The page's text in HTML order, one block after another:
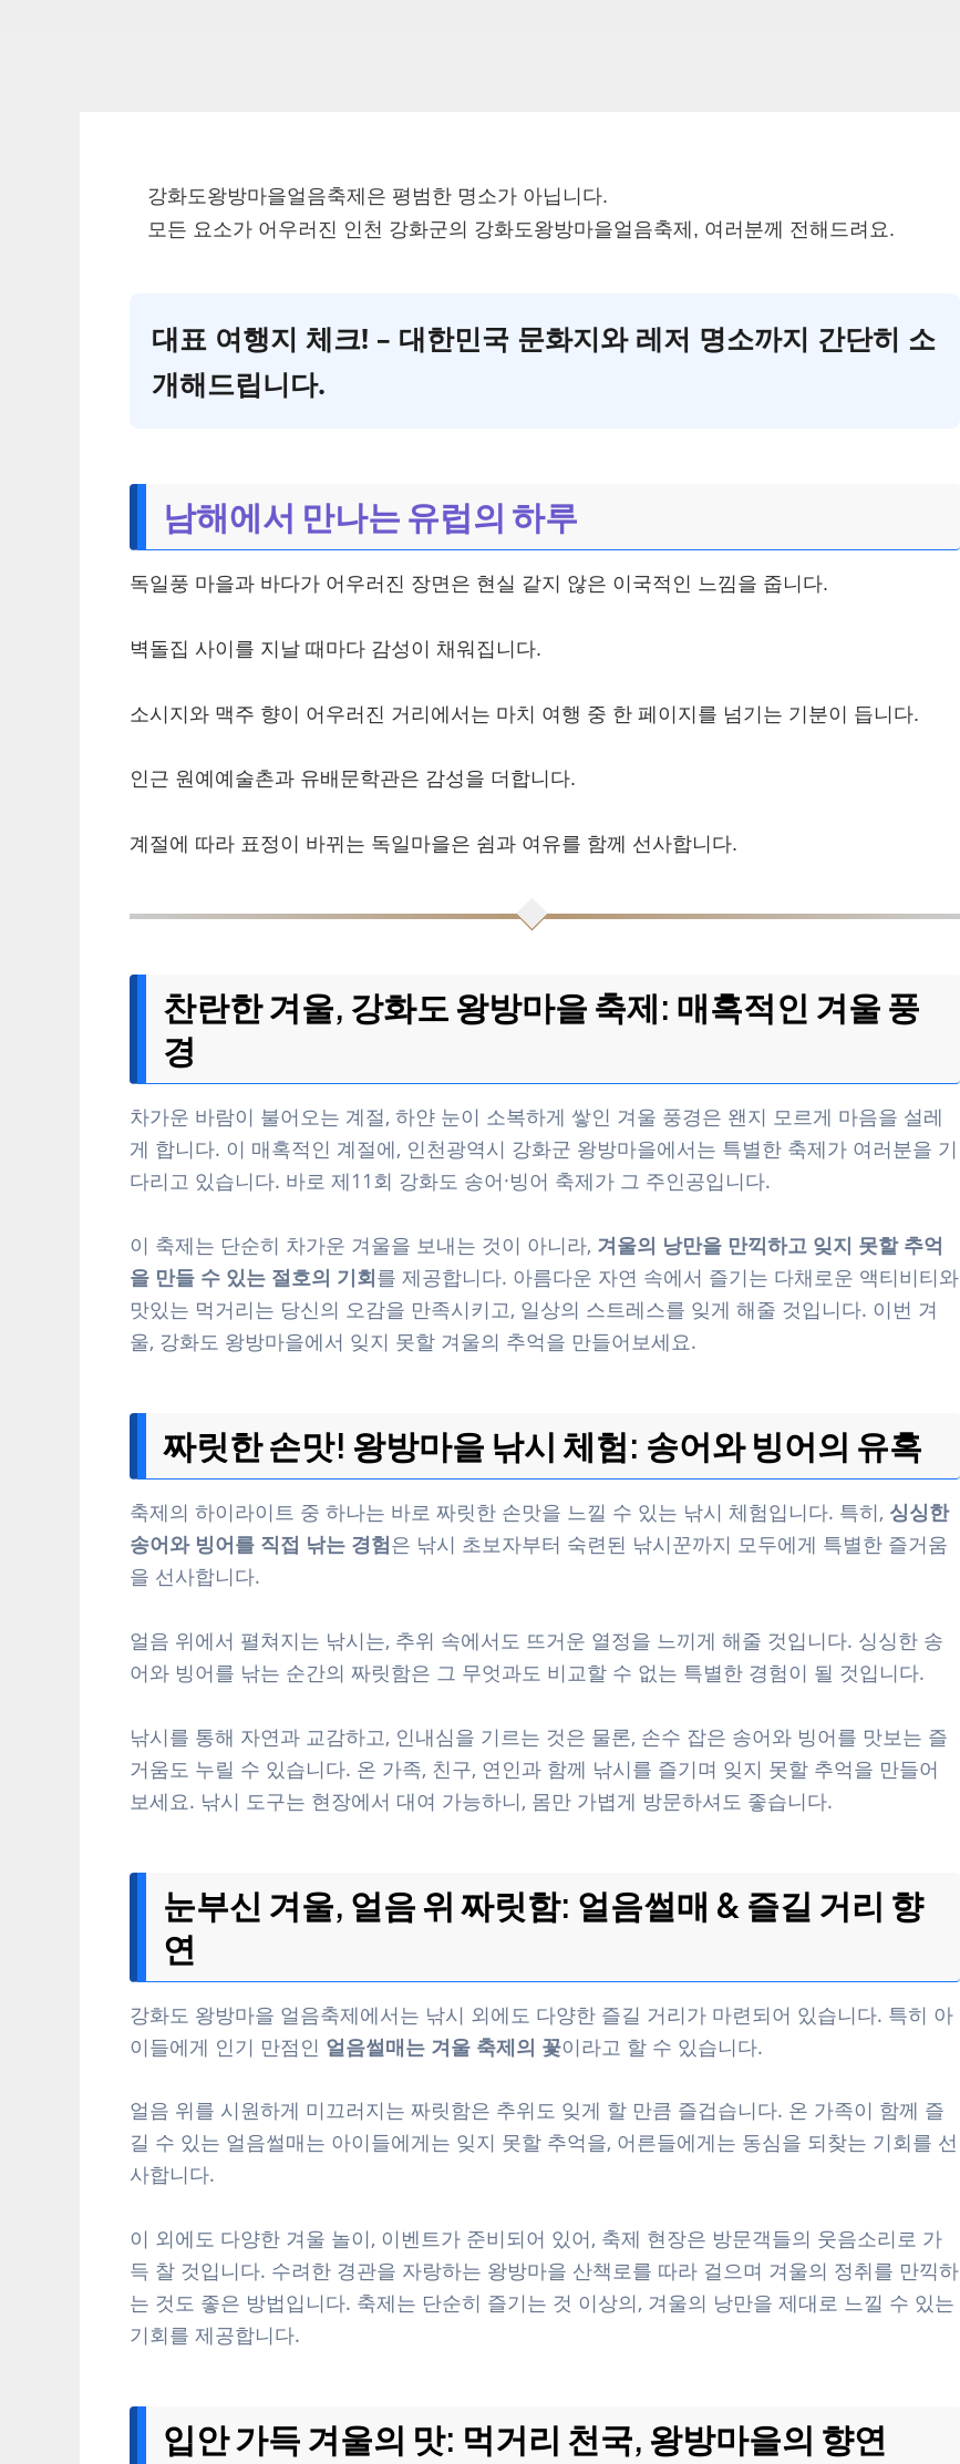
강화도왕방마을얼음축제은 평범한 명소가 아닙니다.
모든 요소가 어우러진 인천 강화군의 강화도왕방마을얼음축제, 여러분께 전해드려요.
대표 여행지 체크! – 대한민국 문화지와 레저 명소까지 간단히 소
개해드립니다.
남해에서 만나는 유럽의 하루
독일풍 마을과 바다가 어우러진 장면은 현실 같지 않은 이국적인 느낌을 줍니다.
벽돌집 사이를 지날 때마다 감성이 채워집니다.
소시지와 맥주 향이 어우러진 거리에서는 마치 여행 중 한 페이지를 넘기는 기분이 듭니다.
인근 원예예술촌과 유배문학관은 감성을 더합니다.
계절에 따라 표정이 바뀌는 독일마을은 쉼과 여유를 함께 선사합니다.
찬란한 겨울, 강화도 왕방마을 축제: 매혹적인 겨울 풍
경
차가운 바람이 불어오는 계절, 하얀 눈이 소복하게 쌓인 겨울 풍경은 왠지 모르게 마음을 설레
게 합니다. 이 매혹적인 계절에, 인천광역시 강화군 왕방마을에서는 특별한 축제가 여러분을 기
다리고 있습니다. 바로 제11회 강화도 송어·빙어 축제가 그 주인공입니다.
이 축제는 단순히 차가운 겨울을 보내는 것이 아니라, 겨울의 낭만을 만끽하고 잊지 못할 추억
을 만들 수 있는 절호의 기회를 제공합니다. 아름다운 자연 속에서 즐기는 다채로운 액티비티와
맛있는 먹거리는 당신의 오감을 만족시키고, 일상의 스트레스를 잊게 해줄 것입니다. 이번 겨
울, 강화도 왕방마을에서 잊지 못할 겨울의 추억을 만들어보세요.
짜릿한 손맛! 왕방마을 낚시 체험: 송어와 빙어의 유혹
축제의 하이라이트 중 하나는 바로 짜릿한 손맛을 느낄 수 있는 낚시 체험입니다. 특히, 싱싱한
송어와 빙어를 직접 낚는 경험은 낚시 초보자부터 숙련된 낚시꾼까지 모두에게 특별한 즐거움
을 선사합니다.
얼음 위에서 펼쳐지는 낚시는, 추위 속에서도 뜨거운 열정을 느끼게 해줄 것입니다. 싱싱한 송
어와 빙어를 낚는 순간의 짜릿함은 그 무엇과도 비교할 수 없는 특별한 경험이 될 것입니다.
낚시를 통해 자연과 교감하고, 인내심을 기르는 것은 물론, 손수 잡은 송어와 빙어를 맛보는 즐
거움도 누릴 수 있습니다. 온 가족, 친구, 연인과 함께 낚시를 즐기며 잊지 못할 추억을 만들어
보세요. 낚시 도구는 현장에서 대여 가능하니, 몸만 가볍게 방문하셔도 좋습니다.
눈부신 겨울, 얼음 위 짜릿함: 얼음썰매 & 즐길 거리 향
연
강화도 왕방마을 얼음축제에서는 낚시 외에도 다양한 즐길 거리가 마련되어 있습니다. 특히 아
이들에게 인기 만점인 얼음썰매는 겨울 축제의 꽃이라고 할 수 있습니다.
얼음 위를 시원하게 미끄러지는 짜릿함은 추위도 잊게 할 만큼 즐겁습니다. 온 가족이 함께 즐
길 수 있는 얼음썰매는 아이들에게는 잊지 못할 추억을, 어른들에게는 동심을 되찾는 기회를 선
사합니다.
이 외에도 다양한 겨울 놀이, 이벤트가 준비되어 있어, 축제 현장은 방문객들의 웃음소리로 가
득 찰 것입니다. 수려한 경관을 자랑하는 왕방마을 산책로를 따라 걸으며 겨울의 정취를 만끽하
는 것도 좋은 방법입니다. 축제는 단순히 즐기는 것 이상의, 겨울의 낭만을 제대로 느낄 수 있는
기회를 제공합니다.
입안 가득 겨울의 맛: 먹거리 천국, 왕방마을의 향연